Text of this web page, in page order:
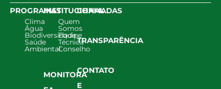
PROGRAMAS
Clima
Água
Biodiversidade
Saúde
Ambiental
INSTITUCIONAL
Quem
Somos
Equipe
Técnica
Conselho
MONITORA
CHAMADAS
TRANSPARÊNCIA
CONTATO
E